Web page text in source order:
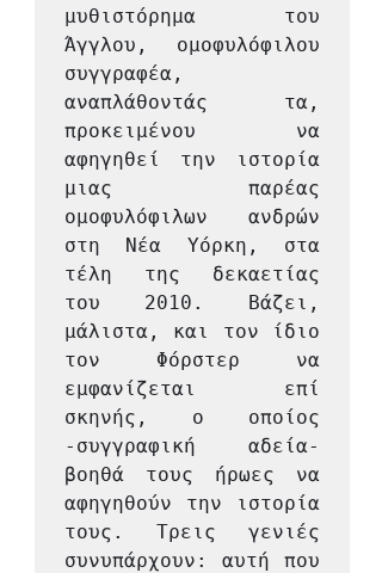
μυθιστόρημα του
Άγγλου, ομοφυλόφιλου
συγγραφέα,
αναπλάθοντάς τα,
προκειμένου να
αφηγηθεί την ιστορία
μιας παρέας
ομοφυλόφιλων ανδρών
στη Νέα Υόρκη, στα
τέλη της δεκαετίας
του 2010. Βάζει,
μάλιστα, και τον ίδιο
τον Φόρστερ να
εμφανίζεται επί
σκηνής, ο οποίος
-συγγραφική αδεία-
βοηθά τους ήρωες να
αφηγηθούν την ιστορία
τους. Τρεις γενιές
συνυπάρχουν: αυτή που